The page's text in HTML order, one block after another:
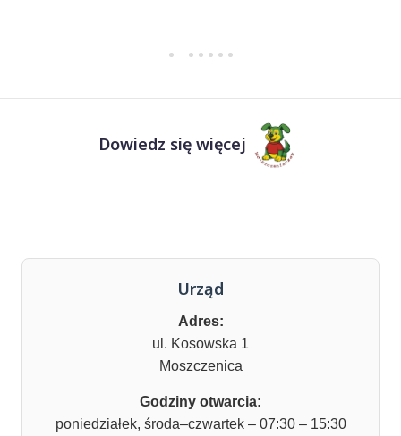
Dowiedz się więcej
Urząd
Adres:
ul. Kosowska 1
Moszczenica
Godziny otwarcia:
poniedziałek, środa–czwartek – 07:30 – 15:30